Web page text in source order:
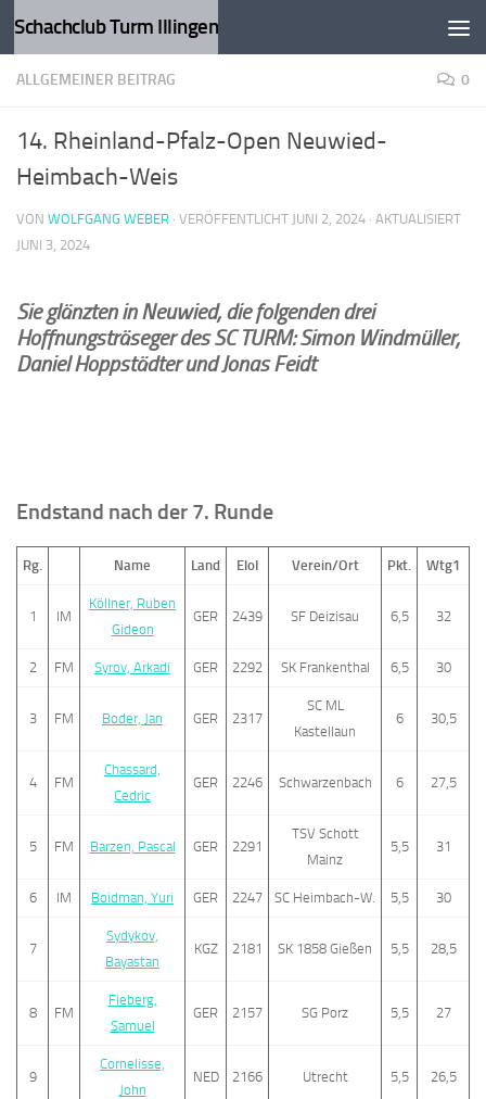
Zum Inhalt springen
Schachclub Turm Illingen
ALLGEMEINER BEITRAG 0
14. Rheinland-Pfalz-Open Neuwied-
Heimbach-Weis
VON WOLFGANG WEBER · VERÖFFENTLICHT JUNI 2, 2024 · AKTUALISIERT
JUNI 3, 2024
Sie glänzten in Neuwied, die folgenden drei
Hoffnungsträseger des SC TURM: Simon Windmüller,
Daniel Hoppstädter und Jonas Feidt
Endstand nach der 7. Runde
Rg. Name Land EloI Verein/Ort Pkt. Wtg1
1 IM
Köllner, Ruben
Gideon
GER 2439 SF Deizisau 6,5 32
2 FM Syrov, Arkadi GER 2292 SK Frankenthal 6,5 30
3 FM Boder, Jan GER 2317
SC ML
Kastellaun
6 30,5
4 FM
Chassard,
Cedric
GER 2246 Schwarzenbach 6 27,5
5 FM Barzen, Pascal GER 2291
TSV Schott
Mainz
5,5 31
6 IM Boidman, Yuri GER 2247 SC Heimbach-W. 5,5 30
7
Sydykov,
Bayastan
KGZ 2181 SK 1858 Gießen 5,5 28,5
8 FM
Fieberg,
Samuel
GER 2157 SG Porz 5,5 27
9
Cornelisse,
John
NED 2166 Utrecht 5,5 26,5